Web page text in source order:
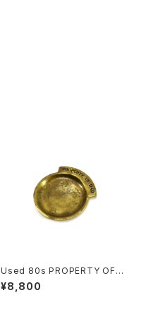
Used 80s PROPERTY OF D
AD Brass Money Tray 古着
¥8,800